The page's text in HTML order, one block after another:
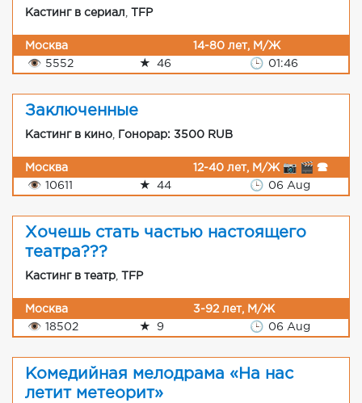
Кастинг в сериал TFP
Москва
14-80 лет, М/Ж
👁 5552 ★ 46 🕒 01:46
Заключенные
Кастинг в кино Гонорар: 3500 RUB
Москва
12-40 лет, М/Ж 📷 🎬 🕿
👁 10611 ★ 44 🕒 06 Aug
Хочешь стать частью настоящего
театра???
Кастинг в театр TFP
Москва
3-92 лет, М/Ж
👁 18502 ★ 9 🕒 06 Aug
Комедийная мелодрама «На нас
летит метеорит»